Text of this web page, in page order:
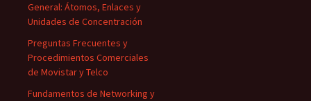
General: Átomos, Enlaces y
Unidades de Concentración
Preguntas Frecuentes y
Procedimientos Comerciales
de Movistar y Telco
Fundamentos de Networking y